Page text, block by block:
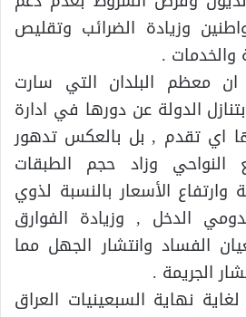
وزيادة الضرائب وتقليص
والخدمات .
معظم البلدان التي سارت
الدولة عن دورها في ادارة
اي تقدم , بل بالعكس تدهور
وزاد حجم الطبقات
وارتفاع الأسعار بالنسبة لذوي
الدخل , وزيادة الفوارق
الفساد وانتشار الجهل مما
الجريمة .
نهاية السبعينيات العراق